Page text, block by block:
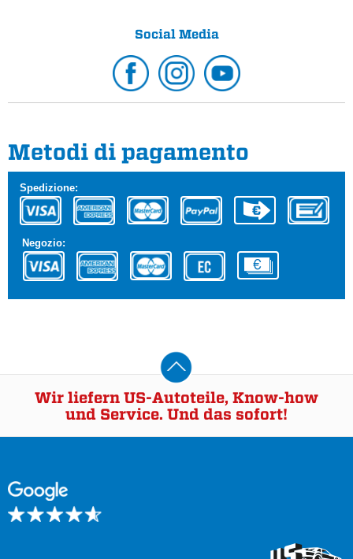
Social Media
Metodi di pagamento
Spedizione:
Negozio:
Wir liefern US-Autoteile, Know-how
und Service. Und das sofort!